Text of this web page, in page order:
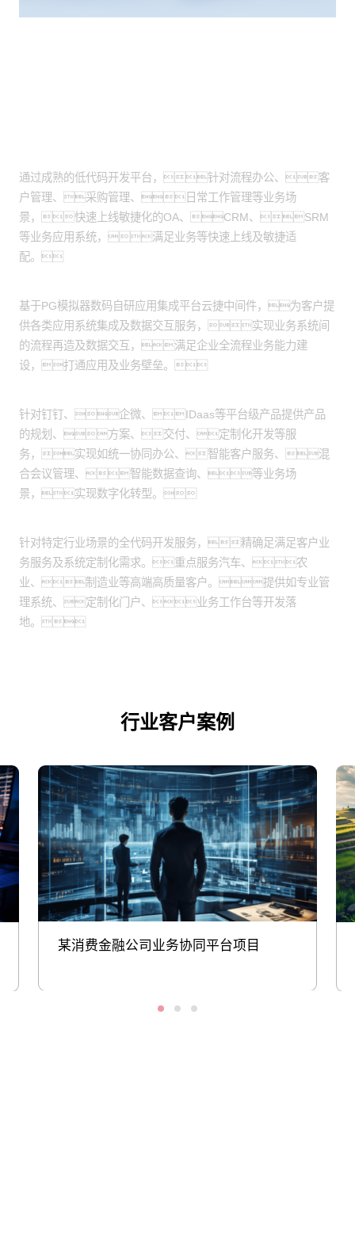
通过成熟的低代码开发平台，针对流程办公、客
户管理、采购管理、日常工作管理等业务场
景，快速上线敏捷化的OA、CRM、SRM
等业务应用系统，满足业务等快速上线及敏捷适
配。
基于PG模拟器数码自研应用集成平台云捷中间件，为客户提
供各类应用系统集成及数据交互服务，实现业务系统间
的流程再造及数据交互，满足企业全流程业务能力建
设，打通应用及业务壁垒。
针对钉钉、企微、IDaas等平台级产品提供产品
的规划、方案、交付、定制化开发等服
务，实现如统一协同办公、智能客户服务、混
合会议管理、智能数据查询、等业务场
景，实现数字化转型。
针对特定行业场景的全代码开发服务，精确足满足客户业
务服务及系统定制化需求。重点服务汽车、农
业、制造业等高端高质量客户。提供如专业管
理系统、定制化门户、业务工作台等开发落
地。
行业客户案例
某消费金融公司业务协同平台项目